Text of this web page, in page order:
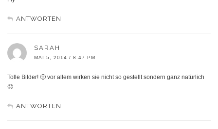
ANTWORTEN
SARAH
MAI 5, 2014 / 8:47 PM
Tolle Bilder! 🙂 vor allem wirken sie nicht so gestellt sondern ganz natürlich
🙂
ANTWORTEN